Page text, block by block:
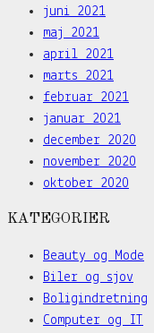
juni 2021
maj 2021
april 2021
marts 2021
februar 2021
januar 2021
december 2020
november 2020
oktober 2020
KATEGORIER
Beauty og Mode
Biler og sjov
Boligindretning
Computer og IT